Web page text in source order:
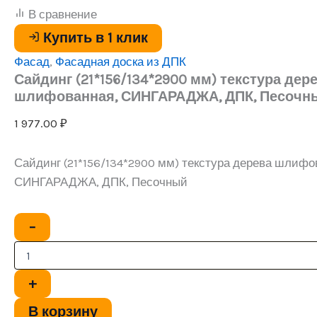
ДПК,
Песочный
В сравнение
Купить в 1 клик
Фасад, Фасадная доска из ДПК
Сайдинг (21*156/134*2900 мм) текстура
шлифованная, СИНГАРАДЖА, ДПК,
1 977.00 ₽
Сайдинг (21*156/134*2900 мм) текстура дерева
СИНГАРАДЖА, ДПК, Песочный
−
Количество
товара
мм)
текстура
+
В корзину